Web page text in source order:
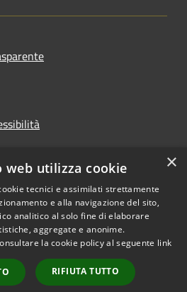
Copyright © 2026 • Comune di
Monserrato • Powered by
Municipium•Accesso
redazione
×
web utilizza cookie
tecnici e assimilati strettamente
e alla navigazione del sito,
analitico al solo fine di elaborare
aggregate e anonime.
la cookie policy al seguente link
RIFIUTA TUTTO